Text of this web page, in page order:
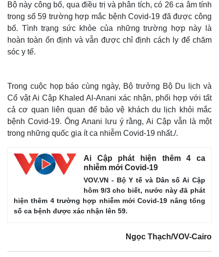
Bộ này công bố, qua điều trị và phân tích, có 26 ca âm tính
trong số 59 trường hợp mắc bệnh Covid-19 đã được công
bố. Tình trạng sức khỏe của những trường hợp này là
hoàn toàn ổn định và vẫn được chỉ định cách ly để chăm
sóc y tế.
Trong cuộc họp báo cùng ngày, Bộ trưởng Bộ Du lịch và
Cổ vật Ai Cập Khaled Al-Anani xác nhận, phối hợp với tất
cả cơ quan liên quan để bảo vệ khách du lịch khỏi mắc
bệnh Covid-19. Ông Anani lưu ý rằng, Ai Cập vẫn là một
trong những quốc gia ít ca nhiễm Covid-19 nhất./.
Ai Cập phát hiện thêm 4 ca
nhiễm mới Covid-19
VOV.VN - Bộ Y tế và Dân số Ai Cập
hôm 9/3 cho biết, nước này đã phát
hiện thêm 4 trường hợp nhiễm mới Covid-19 nâng tổng
số ca bệnh được xác nhận lên 59.
Ngọc Thạch/VOV-Cairo